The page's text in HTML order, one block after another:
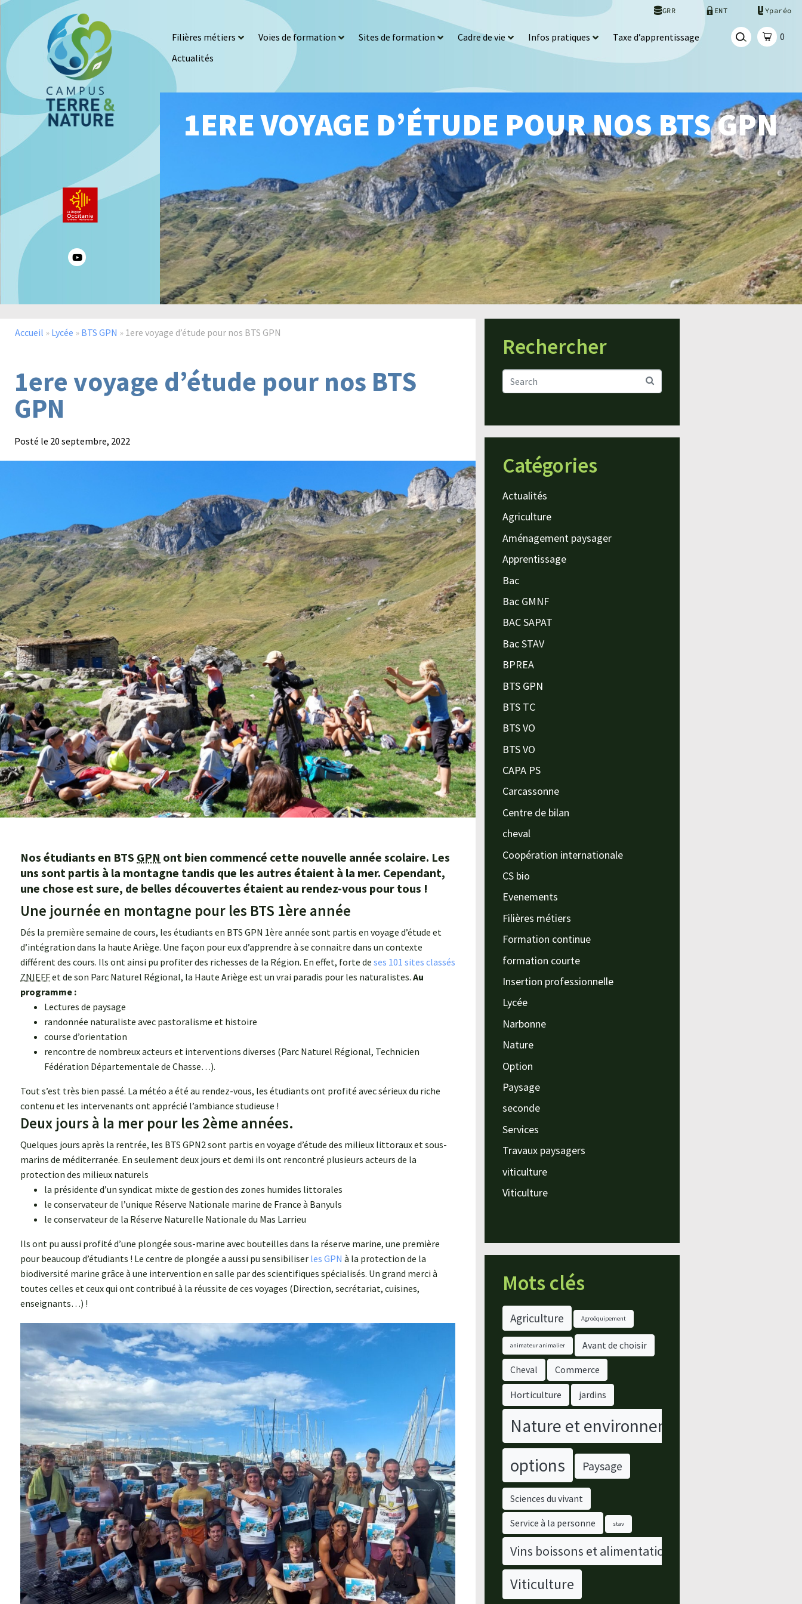
GRR ENT Yparéo
Filières métiers Voies de formation Sites de formation Cadre de vie Infos pratiques
Taxe d’apprentissage
Actualités
0
1ERE VOYAGE D’ÉTUDE POUR NOS BTS GPN
Accueil » Lycée » BTS GPN » 1ere voyage d’étude pour nos BTS GPN
1ere voyage d’étude pour nos BTS
GPN
Posté le 20 septembre, 2022
Nos étudiants en BTS GPN ont bien commencé cette nouvelle année scolaire. Les
uns sont partis à la montagne tandis que les autres étaient à la mer. Cependant,
une chose est sure, de belles découvertes étaient au rendez-vous pour tous !
Une journée en montagne pour les BTS 1ère année
Dés la première semaine de cours, les étudiants en BTS GPN 1ère année sont partis en voyage d’étude et
d’intégration dans la haute Ariège. Une façon pour eux d’apprendre à se connaitre dans un contexte
différent des cours. Ils ont ainsi pu profiter des richesses de la Région. En effet, forte de ses 101 sites classés
ZNIEFFet de son Parc Naturel Régional, la Haute Ariège est un vrai paradis pour les naturalistes. Au
programme :
Lectures de paysage
randonnée naturaliste avec pastoralisme et histoire
course d’orientation
rencontre de nombreux acteurs et interventions diverses (Parc Naturel Régional, Technicien
Fédération Départementale de Chasse…).
Tout s’est très bien passé. La météo a été au rendez-vous, les étudiants ont profité avec sérieux du riche
contenu et les intervenants ont apprécié l’ambiance studieuse !
Deux jours à la mer pour les 2ème années.
Quelques jours après la rentrée, les BTS GPN2 sont partis en voyage d’étude des milieux littoraux et sous-
marins de méditerranée. En seulement deux jours et demi ils ont rencontré plusieurs acteurs de la
protection des milieux naturels
la présidente d’un syndicat mixte de gestion des zones humides littorales
le conservateur de l’unique Réserve Nationale marine de France à Banyuls
le conservateur de la Réserve Naturelle Nationale du Mas Larrieu
Ils ont pu aussi profité d’une plongée sous-marine avec bouteilles dans la réserve marine, une première
pour beaucoup d’étudiants ! Le centre de plongée a aussi pu sensibiliser les GPN à la protection de la
biodiversité marine grâce à une intervention en salle par des scientifiques spécialisés. Un grand merci à
toutes celles et ceux qui ont contribué à la réussite de ces voyages (Direction, secrétariat, cuisines,
enseignants…) !
Rechercher
Catégories
Actualités
Agriculture
Aménagement paysager
Apprentissage
Bac
Bac GMNF
BAC SAPAT
Bac STAV
BPREA
BTS GPN
BTS TC
BTS VO
BTS VO
CAPA PS
Carcassonne
Centre de bilan
cheval
Coopération internationale
CS bio
Evenements
Filières métiers
Formation continue
formation courte
Insertion professionnelle
Lycée
Narbonne
Nature
Option
Paysage
seconde
Services
Travaux paysagers
viticulture
Viticulture
Mots clés
Agriculture Agroéquipement
animateur animalier Avant de choisir
Cheval Commerce
Horticulture jardins
Nature et environnement
options
Paysage
Sciences du vivant
Service à la personne stav
Vins boissons et alimentation
Viticulture